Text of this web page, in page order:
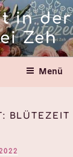
in der
Zeh
Menü
BLÜTEZEIT